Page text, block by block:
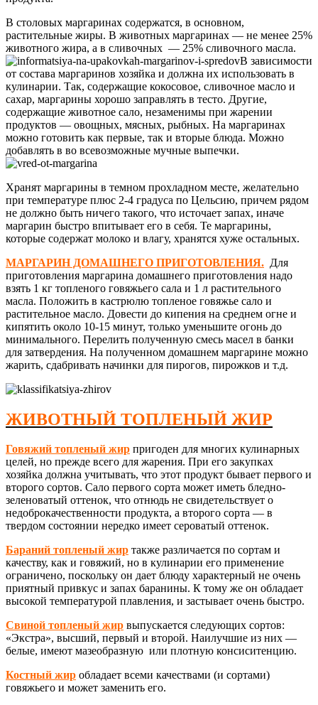
В столовых маргаринах содержатся, в основном,
растительные жиры. В животных маргаринах — не менее 25%
животного жира, а в сливочных — 25% сливочного масла.
В зависимости
от состава маргаринов хозяйка и должна их использовать в
кулинарии. Так, содержащие кокосовое, сливочное масло и
сахар, маргарины хорошо заправлять в тесто. Другие,
содержащие животное сало, незаменимы при жарении
продуктов — овощных, мясных, рыбных. На маргаринах
можно готовить как первые, так и вторые блюда. Можно
добавлять в во всевозможные мучные выпечки.
Хранят маргарины в темном прохладном месте, желательно
при температуре плюс 2-4 градуса по Цельсию, причем рядом
не должно быть ничего такого, что источает запах, иначе
маргарин быстро впитывает его в себя. Те маргарины,
которые содержат молоко и влагу, хранятся хуже остальных.
МАРГАРИН ДОМАШНЕГО ПРИГОТОВЛЕНИЯ. Для
приготовления маргарина домашнего приготовления надо
взять 1 кг топленого говяжьего сала и 1 л растительного
масла. Положить в кастрюлю топленое говяжье сало и
растительное масло. Довести до кипения на среднем огне и
кипятить около 10-15 минут, только уменьшите огонь до
минимального. Перелить полученную смесь масел в банки
для затвердения. На полученном домашнем маргарине можно
жарить, сдабривать начинки для пирогов, пирожков и т.д.
ЖИВОТНЫЙ ТОПЛЕНЫЙ ЖИР
Говяжий топленый жир пригоден для многих кулинарных
целей, но прежде всего для жарения. При его закупках
хозяйка должна учитывать, что этот продукт бывает первого и
второго сортов. Сало первого сорта может иметь бледно-
зеленоватый оттенок, что отнюдь не свидетельствует о
недоброкачественности продукта, а второго сорта — в
твердом состоянии нередко имеет сероватый оттенок.
Бараний топленый жир также различается по сортам и
качеству, как и говяжий, но в кулинарии его применение
ограничено, поскольку он дает блюду характерный не очень
приятный привкус и запах баранины. К тому же он обладает
высокой температурой плавления, и застывает очень быстро.
Свиной топленый жир выпускается следующих сортов:
«Экстра», высший, первый и второй. Наилучшие из них —
белые, имеют мазеобразную или плотную консиситенцию.
Костный жир обладает всеми качествами (и сортами)
говяжьего и может заменить его.